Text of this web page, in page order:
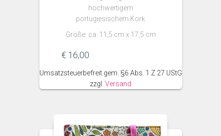
hochwertigem
portugiesischem Kork
Größe: ca. 11,5 cm x 17,5 cm
€ 16,00
Umsatzsteuerbefreit gem. §6 Abs. 1 Z 27 UStG
zzgl. Versand